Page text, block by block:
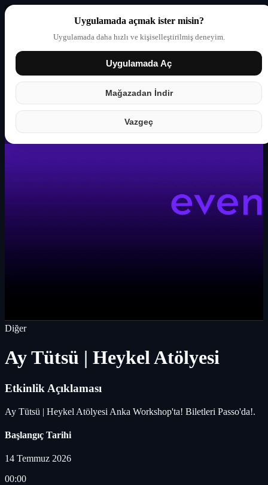
Uygulamada açmak ister misin?
Uygulamada daha hızlı ve kişiselleştirilmiş deneyim.
Uygulamada Aç
Mağazadan İndir
Vazgeç
Giriş yap Partner
Diğer
Ay Tütsü | Heykel Atölyesi
Etkinlik Açıklaması
Ay Tütsü | Heykel Atölyesi Anka Workshop'ta! Biletleri Passo'da!.
Başlangıç Tarihi
14 Temmuz 2026
00:00